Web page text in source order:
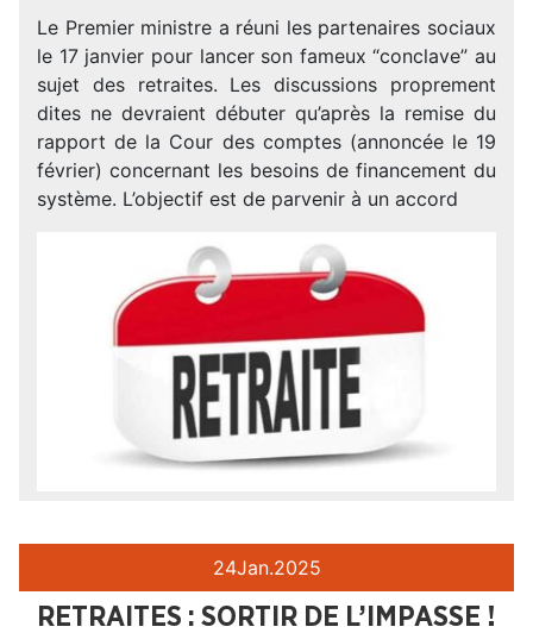
Le Premier ministre a réuni les partenaires sociaux
le 17 janvier pour lancer son fameux “conclave” au
sujet des retraites. Les discussions proprement
dites ne devraient débuter qu’après la remise du
rapport de la Cour des comptes (annoncée le 19
février) concernant les besoins de financement du
système. L’objectif est de parvenir à un accord
24Jan.2025
RETRAITES : SORTIR DE L’IMPASSE !